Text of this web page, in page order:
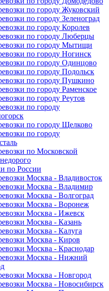
по городу Жуковский
по городу Зеленоград
по городу Королев
по городу Люберцы
по городу Мытищи
по городу Ногинск
по городу Одинцово
по городу Подольск
по городу Пушкино
по городу Раменское
по городу Реутов
по городу
по городу Щелково
по городу
по Московской
по России
Москва - Владивосток
Москва - Владимир
Москва - Волгоград
Москва - Воронеж
Москва - Ижевск
Москва - Казань
Москва - Калуга
Москва - Киров
Москва - Краснодар
Москва - Нижний
Москва - Новгород
Москва - Новосибирск